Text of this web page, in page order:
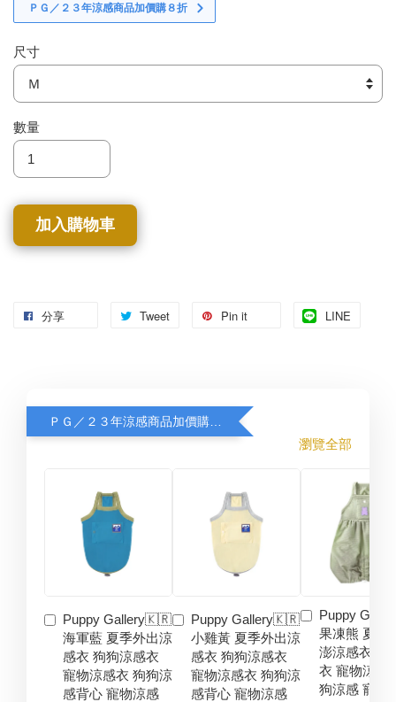
ＰＧ／２３年涼感商品加價購８折
尺寸
數量
加入購物車
分享 Tweet Pin it LINE
瀏覽全部
Puppy Gallery🇰🇷
海軍藍 夏季外出涼
感衣 狗狗涼感衣
寵物涼感衣 狗狗涼
感背心 寵物涼感
Puppy Gallery🇰🇷
小雞黃 夏季外出涼
感衣 狗狗涼感衣
寵物涼感衣 狗狗涼
感背心 寵物涼感
Puppy
果凍熊 夏季
澎涼感衣 狗
衣 寵物涼感
狗涼感 寵物